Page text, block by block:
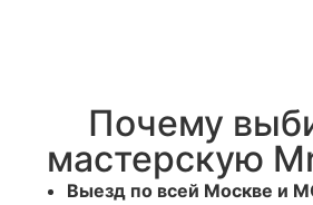
Почему
мастерскую
Выезд по всей Москве и